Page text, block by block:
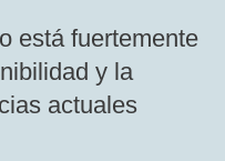
está fuertemente
y la
actuales